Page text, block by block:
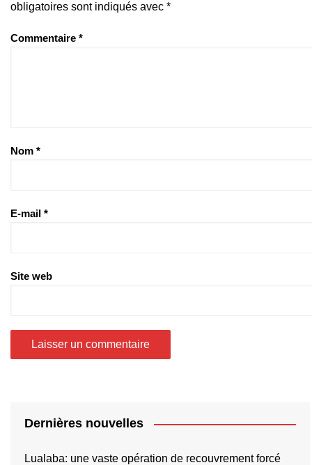
obligatoires sont indiqués avec *
Commentaire *
Nom *
E-mail *
Site web
Dernières nouvelles
Lualaba: une vaste opération de recouvrement forcé